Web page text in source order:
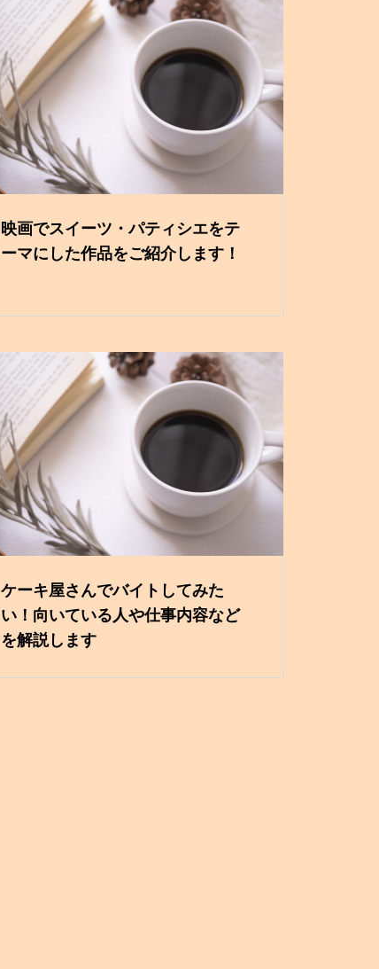
映画でスイーツ・パティシエをテ
ーマにした作品をご紹介します！
ケーキ屋さんでバイトしてみた
い！向いている人や仕事内容など
を解説します